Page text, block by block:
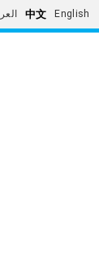
中文 English